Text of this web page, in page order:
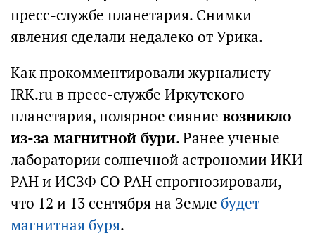
пресс-службе планетария. Снимки
явления сделали недалеко от Урика.
Как прокомментировали журналисту
IRK.ru в пресс-службе Иркутского
планетария, полярное сияние возникло
из-за магнитной бури. Ранее ученые
лаборатории солнечной астрономии ИКИ
РАН и ИСЗФ СО РАН спрогнозировали,
что 12 и 13 сентября на Земле будет
магнитная буря.